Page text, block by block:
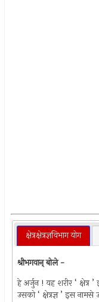
क्षेत्रक्षेत्रज्ञविभाग योग
श्रीभगवान् बोले -
हे अर्जुन ! यह शरीर ‘ क्षेत्र
उसको ‘ क्षेत्रज्ञ ’ इस